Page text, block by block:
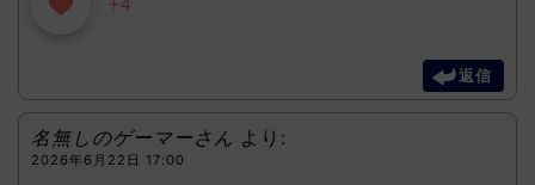
+4
返信
名無しのゲーマーさん より:
2026年6月22日 17:00